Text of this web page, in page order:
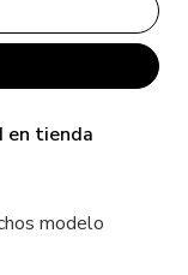
en tienda
modelo